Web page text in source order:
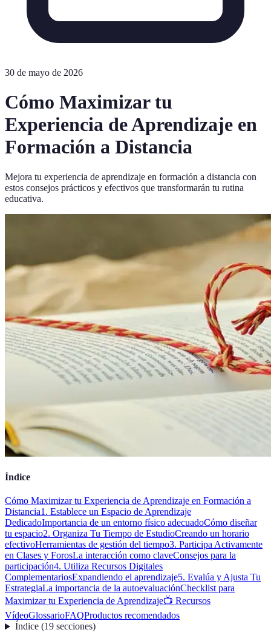
30 de mayo de 2026
Cómo Maximizar tu
Experiencia de Aprendizaje en
Formación a Distancia
Mejora tu experiencia de aprendizaje en formación a distancia con
estos consejos prácticos y efectivos que transformarán tu rutina
educativa.
Índice
Cómo Maximizar tu Experiencia de Aprendizaje en Formación a
Distancia1. Establece un Espacio de Aprendizaje
DedicadoImportancia de un entorno físico adecuadoCómo diseñar
tu espacio2. Organiza Tu Tiempo de EstudioCreando un horario
efectivoHerramientas de gestión del tiempo3. Participa Activamente
en Clases y ForosLa interacción como claveConsejos para la
participación4. Utiliza Recursos Digitales
ComplementariosExpandiendo el aprendizaje5. Evalúa y Ajusta Tu
EstrategiaLa importancia de la autoevaluaciónChecklist para
Maximizar tu Experiencia de Aprendizaje📺 Recursos
VídeoGlossarioFAQProductos recomendados
Índice(19 secciones)